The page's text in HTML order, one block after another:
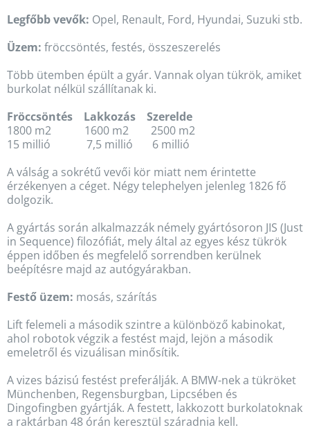
Legfőbb vevők: Opel, Renault, Ford, Hyundai, Suzuki stb.
Üzem: fröccsöntés, festés, összeszerelés
Több ütemben épült a gyár. Vannak olyan tükrök, amiket
burkolat nélkül szállítanak ki.
Fröccsöntés Lakkozás Szerelde
1800 m2 1600 m2 2500 m2
15 millió 7,5 millió 6 millió
A válság a sokrétű vevői kör miatt nem érintette
érzékenyen a céget. Négy telephelyen jelenleg 1826 fő
dolgozik.
A gyártás során alkalmazzák némely gyártósoron JIS (Just
in Sequence) filozófiát, mely által az egyes kész tükrök
éppen időben és megfelelő sorrendben kerülnek
beépítésre majd az autógyárakban.
Festő üzem: mosás, szárítás
Lift felemeli a második szintre a különböző kabinokat,
ahol robotok végzik a festést majd, lejön a második
emeletről és vizuálisan minősítik.
A vizes bázisú festést preferálják. A BMW-nek a tükröket
Münchenben, Regensburgban, Lipcsében és
Dingofingben gyártják. A festett, lakkozott burkolatoknak
a raktárban 48 órán keresztül száradnia kell.